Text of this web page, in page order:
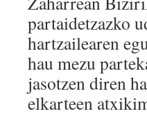
partaidetzazko
hartzailearen
hau mezu
jasotzen diren
elkarteen